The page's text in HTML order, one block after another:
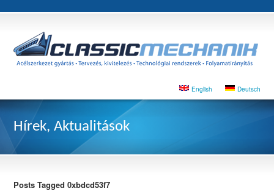
English Deutsch
Hírek, Aktualitások
Posts Tagged 0xbdcd53f7